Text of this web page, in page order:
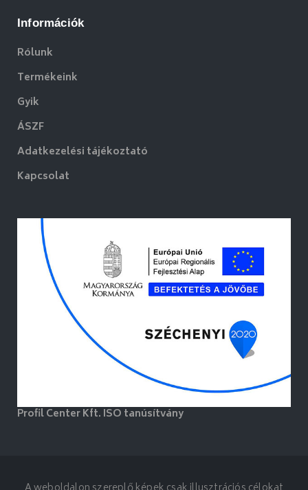
Információk
Rólunk
Termékeink
Gyik
ÁSZF
Adatkezelési tájékoztató
Kapcsolat
Profil Center Kft. ISO tanúsítvány